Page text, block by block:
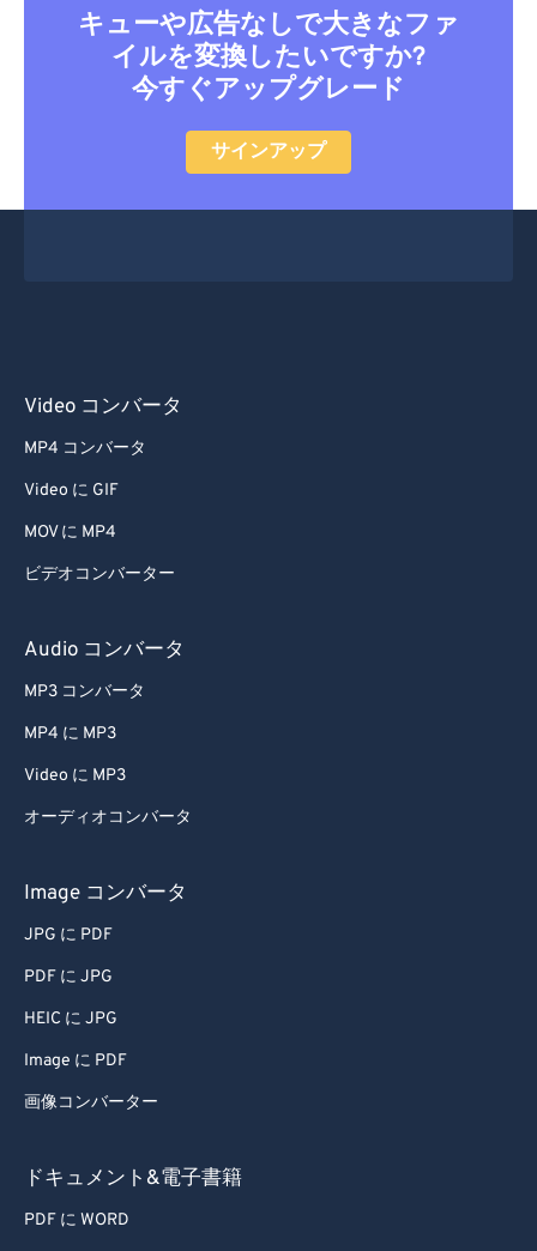
キューや広告なしで大きなファ
イルを変換したいですか?
今すぐアップグレード
サインアップ
Video コンバータ
MP4 コンバータ
Video に GIF
MOV に MP4
ビデオコンバーター
Audio コンバータ
MP3 コンバータ
MP4 に MP3
Video に MP3
オーディオコンバータ
Image コンバータ
JPG に PDF
PDF に JPG
HEIC に JPG
Image に PDF
画像コンバーター
ドキュメント&電子書籍
PDF に WORD